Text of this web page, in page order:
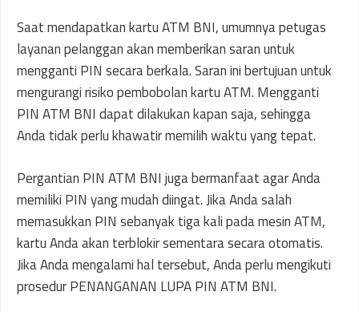
Saat mendapatkan kartu ATM BNI, umumnya petugas
layanan pelanggan akan memberikan saran untuk
mengganti PIN secara berkala. Saran ini bertujuan untuk
mengurangi risiko pembobolan kartu ATM. Mengganti
PIN ATM BNI dapat dilakukan kapan saja, sehingga
Anda tidak perlu khawatir memilih waktu yang tepat.
Pergantian PIN ATM BNI juga bermanfaat agar Anda
memiliki PIN yang mudah diingat. Jika Anda salah
memasukkan PIN sebanyak tiga kali pada mesin ATM,
kartu Anda akan terblokir sementara secara otomatis.
Jika Anda mengalami hal tersebut, Anda perlu mengikuti
prosedur PENANGANAN LUPA PIN ATM BNI.